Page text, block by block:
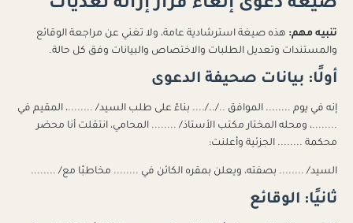
صيغة دعوى إلغاء قرار إزالة تعديات
تنبيه مهم: هذه صيغة استرشادية عامة، ولا تغني عن مراجعة الوقائع
والمستندات وتعديل الطلبات والاختصاص والبيانات وفق كل حالة.
أولًا: بيانات صحيفة الدعوى
إنه في يوم ........ الموافق ../../.... بناءً على طلب السيد/ ........، المقيم في
........، ومحله المختار مكتب الأستاذ/ ........ المحامي، انتقلت أنا محضر
محكمة ........ الجزئية وأعلنت:
السيد/ ........ بصفته، ويعلن بمقره الكائن في ........ مخاطبًا مع/ ........
ثانيًا: الوقائع